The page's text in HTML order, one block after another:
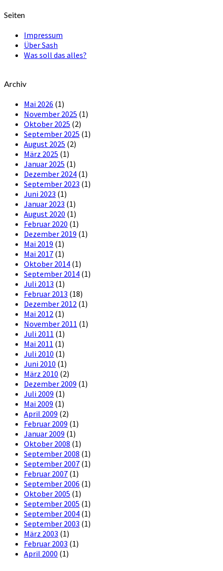
Seiten
Impressum
Über Sash
Was soll das alles?
Archiv
Mai 2026 (1)
November 2025 (1)
Oktober 2025 (2)
September 2025 (1)
August 2025 (2)
März 2025 (1)
Januar 2025 (1)
Dezember 2024 (1)
September 2023 (1)
Juni 2023 (1)
Januar 2023 (1)
August 2020 (1)
Februar 2020 (1)
Dezember 2019 (1)
Mai 2019 (1)
Mai 2017 (1)
Oktober 2014 (1)
September 2014 (1)
Juli 2013 (1)
Februar 2013 (18)
Dezember 2012 (1)
Mai 2012 (1)
November 2011 (1)
Juli 2011 (1)
Mai 2011 (1)
Juli 2010 (1)
Juni 2010 (1)
März 2010 (2)
Dezember 2009 (1)
Juli 2009 (1)
Mai 2009 (1)
April 2009 (2)
Februar 2009 (1)
Januar 2009 (1)
Oktober 2008 (1)
September 2008 (1)
September 2007 (1)
Februar 2007 (1)
September 2006 (1)
Oktober 2005 (1)
September 2005 (1)
September 2004 (1)
September 2003 (1)
März 2003 (1)
Februar 2003 (1)
April 2000 (1)